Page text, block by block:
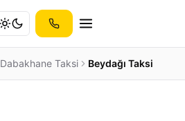
Dabakhane Taksi Beydağı Taksi